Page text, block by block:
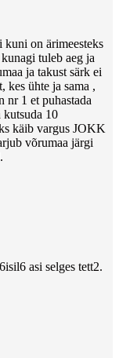
on ärimeesteks
tuleb aeg ja
ja takust särk ei
kes ühte ja sama ,
nr 1 et puhastada
kutsuda 10
käib vargus JOKK
võrumaa järgi
asi selges tett2.